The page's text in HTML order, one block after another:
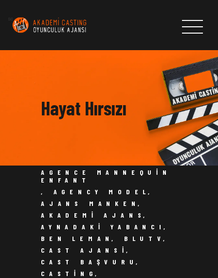
Hayat Hırsızı
CASTLAR
HABERLER & DUYURULAR
AKADEMI CASTING OYUNCULUK AJANSI
AGENCE MANNEQUIN
ENFANT
, AGENCY MODEL,
AJANS MANKEN,
AKADEMI AJANS,
AYNADAKI YABANCI,
BEN LEMAN, BLUTV,
CAST AJANSI,
CAST BAŞVURU,
CASTING,